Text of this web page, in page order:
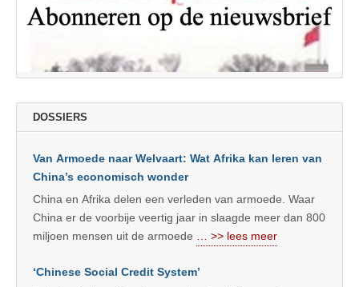
DOSSIERS
Van Armoede naar Welvaart: Wat Afrika kan leren van
China’s economisch wonder
China en Afrika delen een verleden van armoede. Waar
China er de voorbije veertig jaar in slaagde meer dan 800
miljoen mensen uit de armoede
… >> lees meer
‘Chinese Social Credit System’